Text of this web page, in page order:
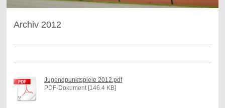
Archiv 2012
Jugendpunktspiele 2012.pdf
PDF-Dokument [146.4 KB]